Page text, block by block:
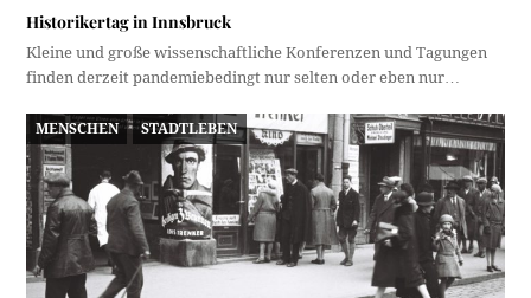
Historikertag in Innsbruck
Kleine und große wissenschaftliche Konferenzen und Tagungen
finden derzeit pandemiebedingt nur selten oder eben nur…
MENSCHEN STADTLEBEN